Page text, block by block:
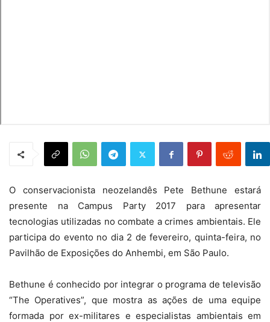
O conservacionista neozelandês Pete Bethune estará
presente na Campus Party 2017 para apresentar
tecnologias utilizadas no combate a crimes ambientais. Ele
participa do evento no dia 2 de fevereiro, quinta-feira, no
Pavilhão de Exposições do Anhembi, em São Paulo.
Bethune é conhecido por integrar o programa de televisão
“The Operatives”, que mostra as ações de uma equipe
formada por ex-militares e especialistas ambientais em